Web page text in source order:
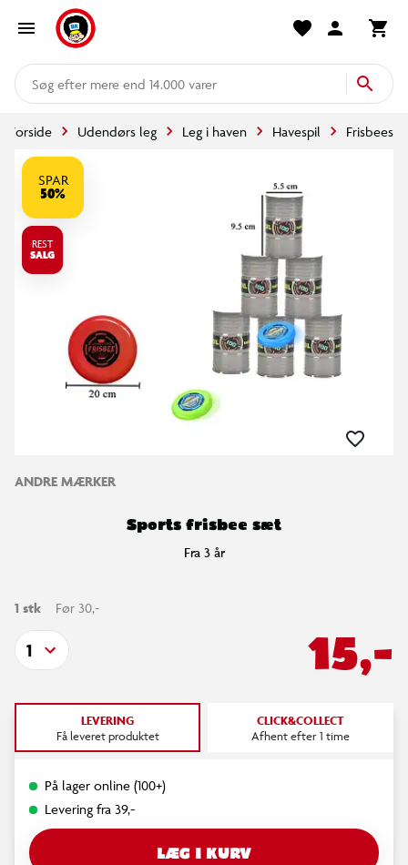
mere end 14.000 varer
Forside Udendørs leg Leg i haven Havespil Frisbees
SPAR
50%
REST
SALG
ANDRE MÆRKER
Sports frisbee sæt
Fra 3 år
1 stk Før 30,-
15,-
1
LEVERING
Få leveret produktet
CLICK&COLLECT
Afhent efter 1 time
På lager online (100+)
Levering fra 39,-
LÆG I KURV